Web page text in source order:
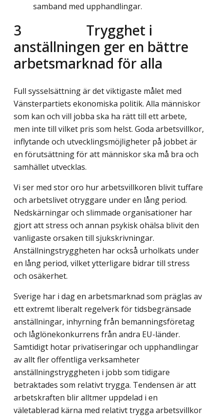
samband med upphandlingar.
3 Trygghet i
anställningen ger en bättre
arbetsmarknad för alla
Full sysselsättning är det viktigaste målet med
Vänsterpartiets ekonomiska politik. Alla människor
som kan och vill jobba ska ha rätt till ett arbete,
men inte till vilket pris som helst. Goda arbetsvillkor,
inflytande och utvecklingsmöjligheter på jobbet är
en förutsättning för att människor ska må bra och
samhället utvecklas.
Vi ser med stor oro hur arbetsvillkoren blivit tuffare
och arbetslivet otryggare under en lång period.
Nedskärningar och slimmade organisationer har
gjort att stress och annan psykisk ohälsa blivit den
vanligaste orsaken till sjukskrivningar.
Anställningstryggheten har också urholkats under
en lång period, vilket ytterligare bidrar till stress
och osäkerhet.
Sverige har i dag en arbetsmarknad som präglas av
ett extremt liberalt regelverk för tidsbegränsade
anställningar, inhyrning från bemanningsföretag
och låglönekonkurrens från andra EU-länder.
Samtidigt hotar privatiseringar och upphandlingar
av allt fler offentliga verksamheter
anställningstryggheten i jobb som tidigare
betraktades som relativt trygga. Tendensen är att
arbetskraften blir alltmer uppdelad i en
väletablerad kärna med relativt trygga arbetsvillkor